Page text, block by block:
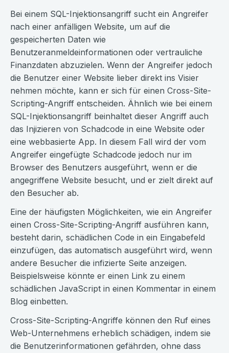
Bei einem SQL-Injektionsangriff sucht ein Angreifer
nach einer anfälligen Website, um auf die
gespeicherten Daten wie
Benutzeranmeldeinformationen oder vertrauliche
Finanzdaten abzuzielen. Wenn der Angreifer jedoch
die Benutzer einer Website lieber direkt ins Visier
nehmen möchte, kann er sich für einen Cross-Site-
Scripting-Angriff entscheiden. Ähnlich wie bei einem
SQL-Injektionsangriff beinhaltet dieser Angriff auch
das Injizieren von Schadcode in eine Website oder
eine webbasierte App. In diesem Fall wird der vom
Angreifer eingefügte Schadcode jedoch nur im
Browser des Benutzers ausgeführt, wenn er die
angegriffene Website besucht, und er zielt direkt auf
den Besucher ab.
Eine der häufigsten Möglichkeiten, wie ein Angreifer
einen Cross-Site-Scripting-Angriff ausführen kann,
besteht darin, schädlichen Code in ein Eingabefeld
einzufügen, das automatisch ausgeführt wird, wenn
andere Besucher die infizierte Seite anzeigen.
Beispielsweise könnte er einen Link zu einem
schädlichen JavaScript in einen Kommentar in einem
Blog einbetten.
Cross-Site-Scripting-Angriffe können den Ruf eines
Web-Unternehmens erheblich schädigen, indem sie
die Benutzerinformationen gefährden, ohne dass